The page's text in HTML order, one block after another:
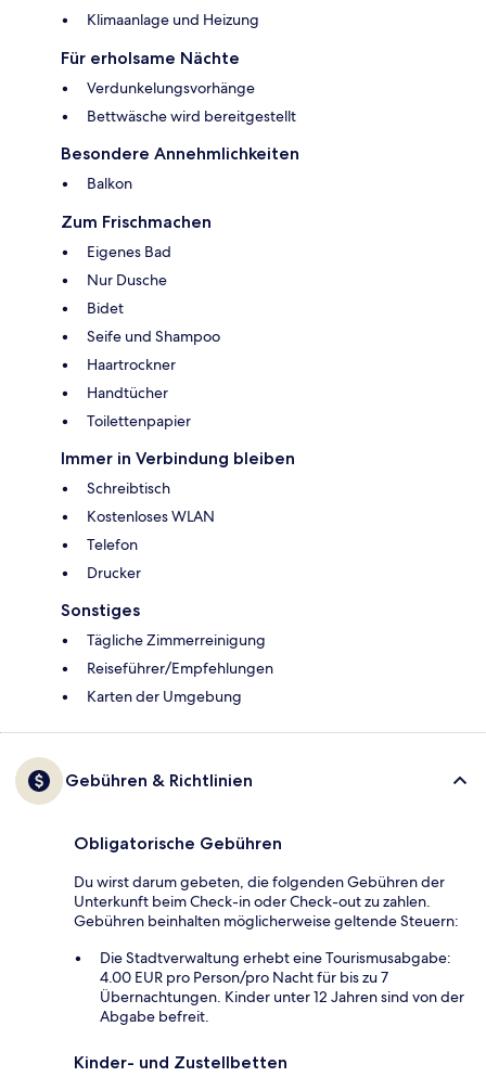
Klimaanlage und Heizung
Für erholsame Nächte
Verdunkelungsvorhänge
Bettwäsche wird bereitgestellt
Besondere Annehmlichkeiten
Balkon
Zum Frischmachen
Eigenes Bad
Nur Dusche
Bidet
Seife und Shampoo
Haartrockner
Handtücher
Toilettenpapier
Immer in Verbindung bleiben
Schreibtisch
Kostenloses WLAN
Telefon
Drucker
Sonstiges
Tägliche Zimmerreinigung
Reiseführer/Empfehlungen
Karten der Umgebung
Gebühren & Richtlinien
Obligatorische Gebühren
Du wirst darum gebeten, die folgenden Gebühren der
Unterkunft beim Check-in oder Check-out zu zahlen.
Gebühren beinhalten möglicherweise geltende Steuern:
Die Stadtverwaltung erhebt eine Tourismusabgabe:
4.00 EUR pro Person/pro Nacht für bis zu 7
Übernachtungen. Kinder unter 12 Jahren sind von der
Abgabe befreit.
Kinder- und Zustellbetten